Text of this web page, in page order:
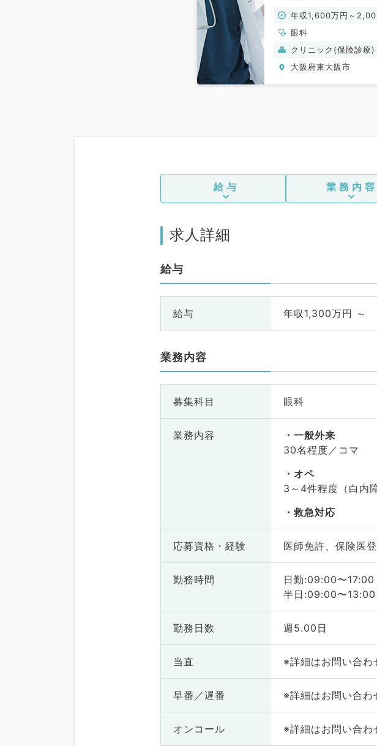
2,000万円◎外来・手
お仕事です（眼科／常
年収1,600万円～
円
眼科
クリニック(保険診療)
大阪府東大阪市
給与 業務内容
求人詳細
給与
給与 年収1,300万円 ～
業務内容
募集科目 眼科
業務内容
一般外来
30名程度／コマ
オペ
3～4件程度（白内
救急対応
応募資格・ 経験 医師免許、保険医
勤務時間
日勤:09:00〜
半日:09:00〜13:00
勤務日数 週5.00日
当直 ※詳細はお問い合わ
早番／遅番 ※詳細はお問い合わ
オンコール ※詳細はお問い合わ